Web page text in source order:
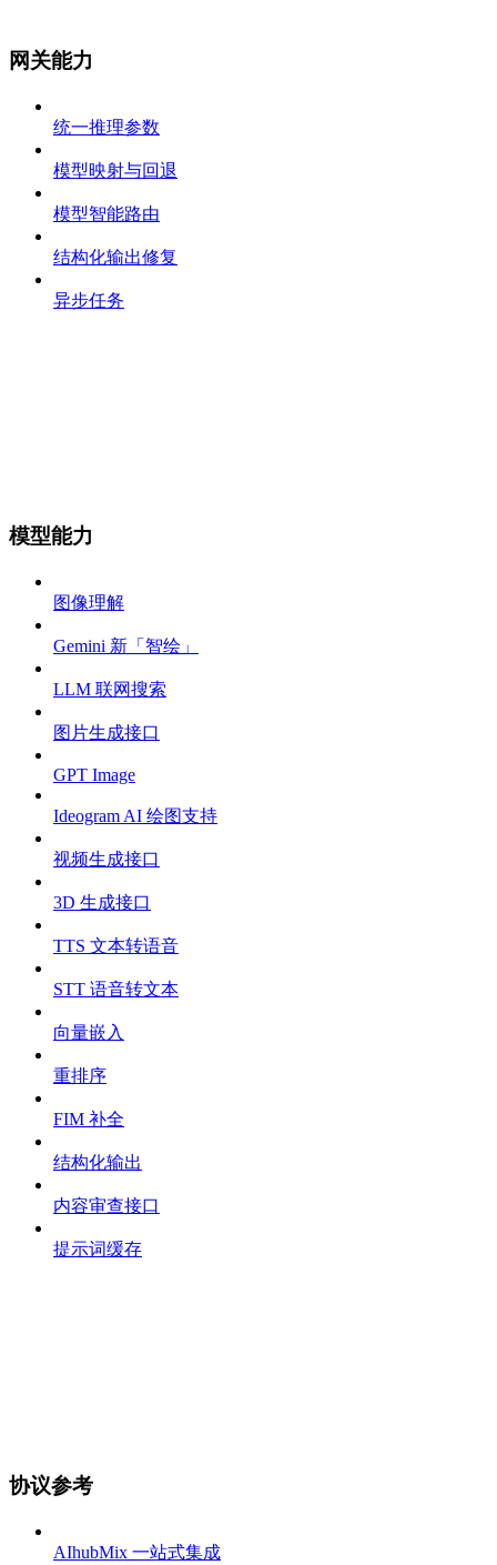
网关能力
统一推理参数
模型映射与回退
模型智能路由
结构化输出修复
异步任务
模型能力
图像理解
Gemini 新「智绘」
LLM 联网搜索
图片生成接口
GPT Image
Ideogram AI 绘图支持
视频生成接口
3D 生成接口
TTS 文本转语音
STT 语音转文本
向量嵌入
重排序
FIM 补全
结构化输出
内容审查接口
提示词缓存
协议参考
AIhubMix 一站式集成